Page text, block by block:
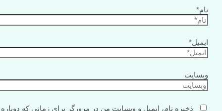
نام*
ایمیل*
وبسایت
ذخیره نام، ایمیل و وبسایت من در مرورگر برای زمانی که